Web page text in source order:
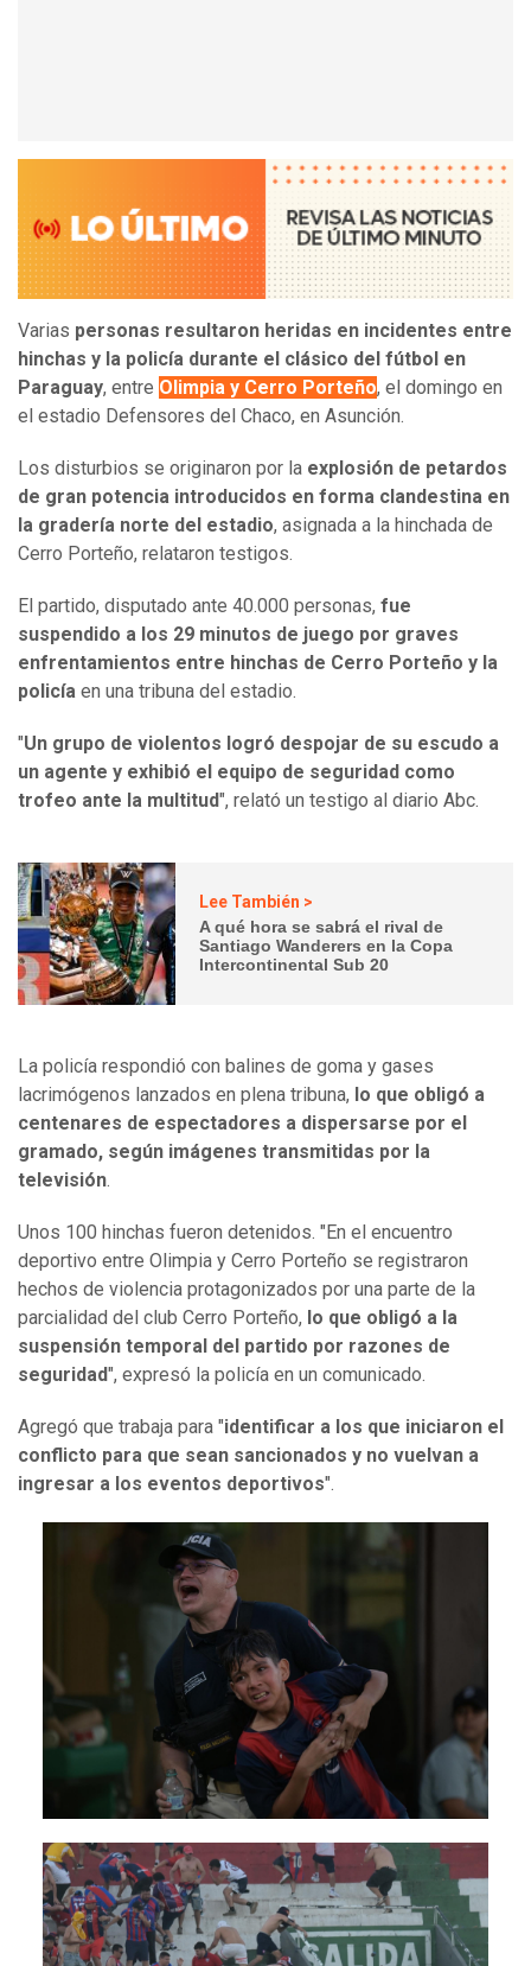
Varias personas resultaron heridas en incidentes entre
hinchas y la policía durante el clásico del fútbol en
Paraguay, entre Olimpia y Cerro Porteño, el domingo en
el estadio Defensores del Chaco, en Asunción.
Los disturbios se originaron por la explosión de petardos
de gran potencia introducidos en forma clandestina en
la gradería norte del estadio, asignada a la hinchada de
Cerro Porteño, relataron testigos.
El partido, disputado ante 40.000 personas, fue
suspendido a los 29 minutos de juego por graves
enfrentamientos entre hinchas de Cerro Porteño y la
policía en una tribuna del estadio.
"Un grupo de violentos logró despojar de su escudo a
un agente y exhibió el equipo de seguridad como
trofeo ante la multitud", relató un testigo al diario Abc.
Lee También >
A qué hora se sabrá el rival de
Santiago Wanderers en la Copa
Intercontinental Sub 20
La policía respondió con balines de goma y gases
lacrimógenos lanzados en plena tribuna, lo que obligó a
centenares de espectadores a dispersarse por el
gramado, según imágenes transmitidas por la
televisión.
Unos 100 hinchas fueron detenidos. "En el encuentro
deportivo entre Olimpia y Cerro Porteño se registraron
hechos de violencia protagonizados por una parte de la
parcialidad del club Cerro Porteño, lo que obligó a la
suspensión temporal del partido por razones de
seguridad", expresó la policía en un comunicado.
Agregó que trabaja para "identificar a los que iniciaron el
conflicto para que sean sancionados y no vuelvan a
ingresar a los eventos deportivos".